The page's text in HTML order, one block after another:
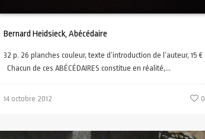
Bernard Heidsieck, Abécédaire
32 p. 26 planches couleur, texte d’introduction de l’auteur, 15 €
Chacun de ces ABÉCÉDAIRES constitue en réalité,...
14 octobre 2012 0